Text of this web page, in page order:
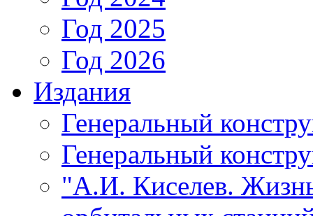
Год 2025
Год 2026
Издания
Генеральный
Генеральный
"А.И. Киселев.